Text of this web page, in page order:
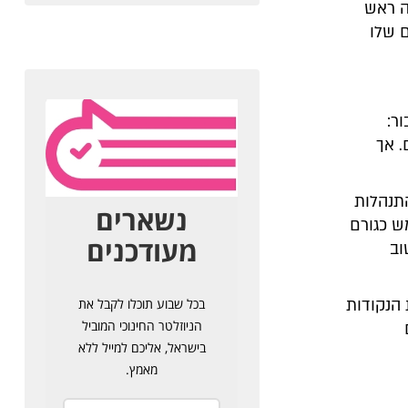
ראש
שלו
אך
כגורם